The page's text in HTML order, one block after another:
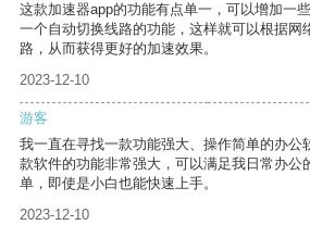
这款加速器app的功能有点单一，可以增加一
一个自动切换线路的功能，这样就可以根据网
路，从而获得更好的加速效果。
2023-12-10
游客
我一直在寻找一款功能强大、操作简单的办公
款软件的功能非常强大，可以满足我日常办公
单，即使是小白也能快速上手。
2023-12-10